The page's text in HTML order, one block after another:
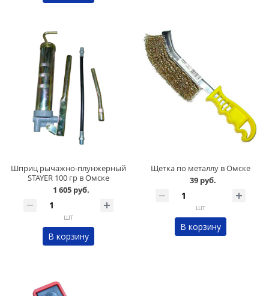
Шприц рычажно-плунжерный
STAYER 100 гр в Омске
1 605 руб.
шт
В корзину
Щетка по металлу в Омске
39 руб.
шт
В корзину